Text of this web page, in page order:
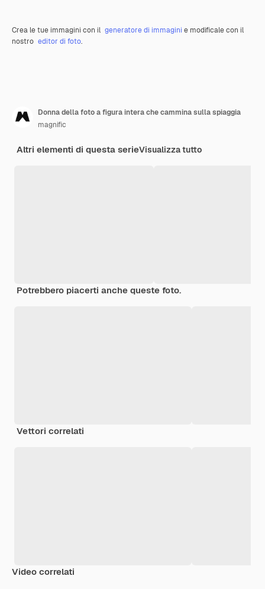
Crea le tue immagini con il generatore di immagini e modificale con il
nostro editor di foto.
Donna della foto a figura intera che cammina sulla spiaggia
magnific
Altri elementi di questa serieVisualizza tutto
Potrebbero piacerti anche queste foto.
Vettori correlati
Video correlati